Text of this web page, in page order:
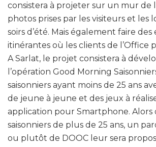
consistera à projeter sur un mur de
photos prises par les visiteurs et les
soirs d’été. Mais également faire
itinérantes où les clients de l’Office
A Sarlat, le projet consistera à
l’opération Good Morning
saisonniers ayant moins de 25 ans
de jeune à jeune et des jeux à
application pour Smartphone. Alors
saisonniers de plus de 25 ans, un
ou plutôt de DOOC leur sera